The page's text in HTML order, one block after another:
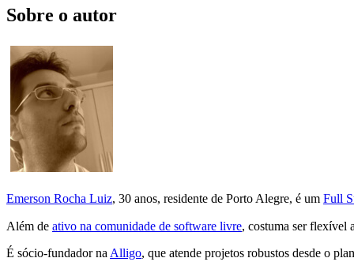
Sobre o autor
Emerson Rocha Luiz, 30 anos, residente de Porto Alegre, é um Full
Além de ativo na comunidade de software livre, costuma ser flexível
É sócio-fundador na Alligo, que atende projetos robustos desde o